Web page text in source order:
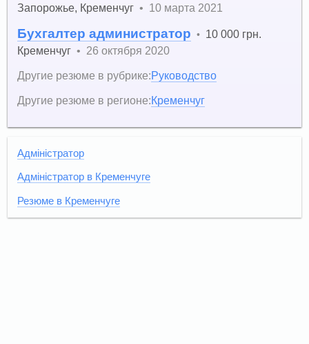
Запорожье Кременчуг • 10 марта 2021
Бухгалтер администратор • 10 000 грн.
Кременчуг • 26 октября 2020
Другие резюме в рубрике:Руководство
Другие резюме в регионе:Кременчуг
Адміністратор
Адміністратор в Кременчуге
Резюме в Кременчуге